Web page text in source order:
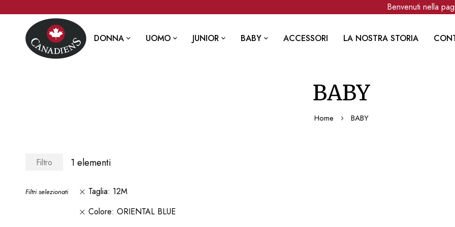
Benvenuti nella
DONNA UOMO JUNIOR BABY ACCESSORI LA NOSTRA STORIA
BABY
Home BABY
Filtri selezionati Taglia 12M
Colore ORIENTAL BLUE
Filtro 1 elementi